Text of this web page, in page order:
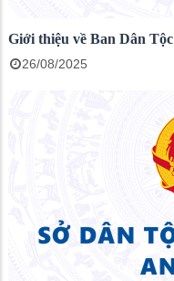
Giới thiệu về Ban Dân Tộc
26/08/2025